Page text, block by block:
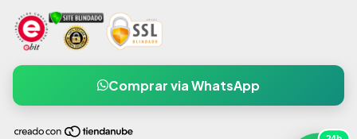
Comprar via WhatsApp